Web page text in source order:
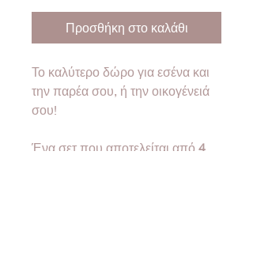
Προσθήκη στο καλάθι
Το καλύτερο δώρο για εσένα και
την παρέα σου, ή την οικογένειά
σου!
Ένα σετ που αποτελείται από 4